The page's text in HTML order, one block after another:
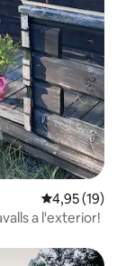
4,95 de
4,95 (19)
a l'exterior!